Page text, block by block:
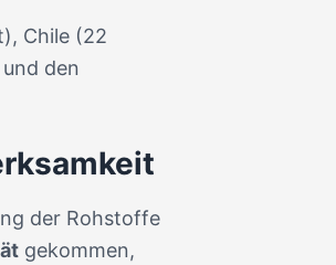
Chile (22
den
der Rohstoffe
gekommen,